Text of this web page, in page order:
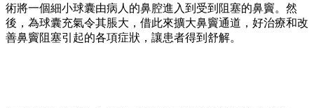
術將一個細小球囊由病人的鼻腔進入到受到阻塞的鼻竇。然
後，為球囊充氣令其脹大，借此來擴大鼻竇通道，好治療和改
善鼻竇阻塞引起的各項症狀，讓患者得到舒解。